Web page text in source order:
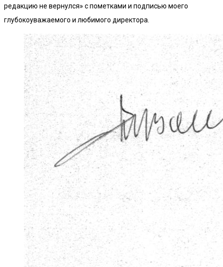
редакцию не вернулся» с пометками и подписью моего
глубокоуважаемого и любимого директора.